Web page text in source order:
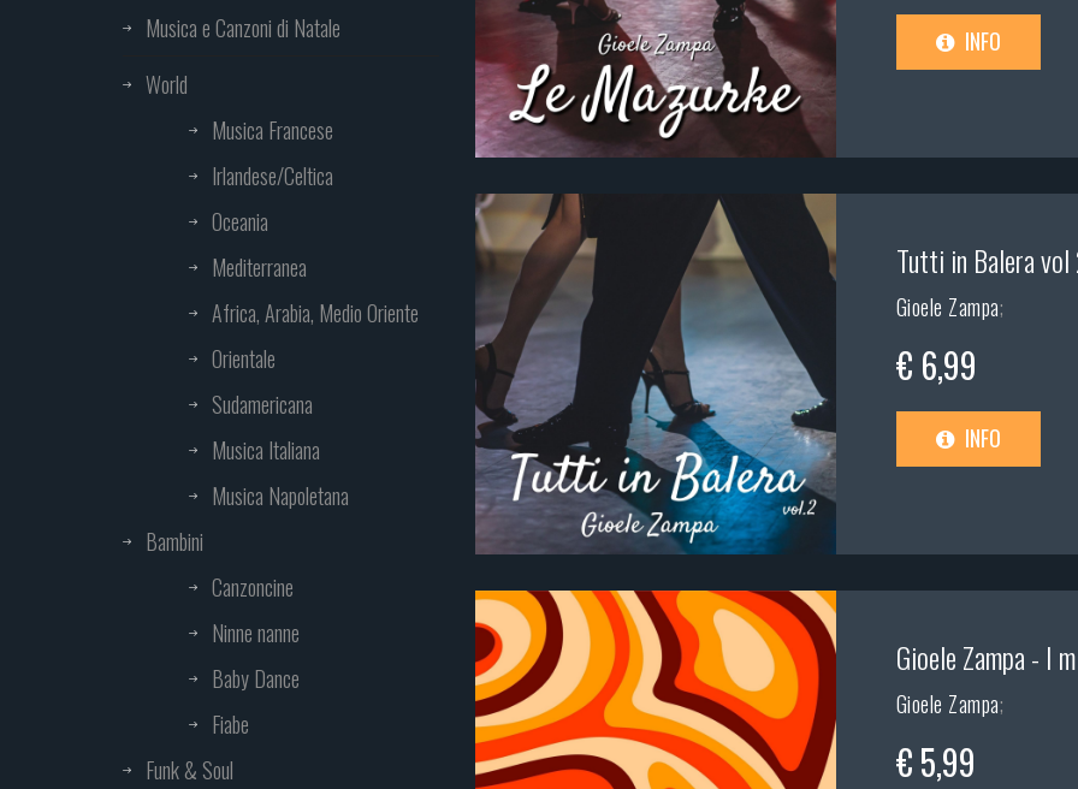
Musica e Canzoni di Natale
World
Musica Francese
Irlandese/Celtica
Oceania
Mediterranea
Africa, Arabia, Medio Oriente
Orientale
Sudamericana
Musica Italiana
Musica Napoletana
Bambini
Canzoncine
Ninne nanne
Baby Dance
Fiabe
Funk & Soul
INFO
Tutti in Balera vol
Gioele Zampa;
€ 6,99
INFO
Gioele Zampa - I
Gioele Zampa;
€ 5,99